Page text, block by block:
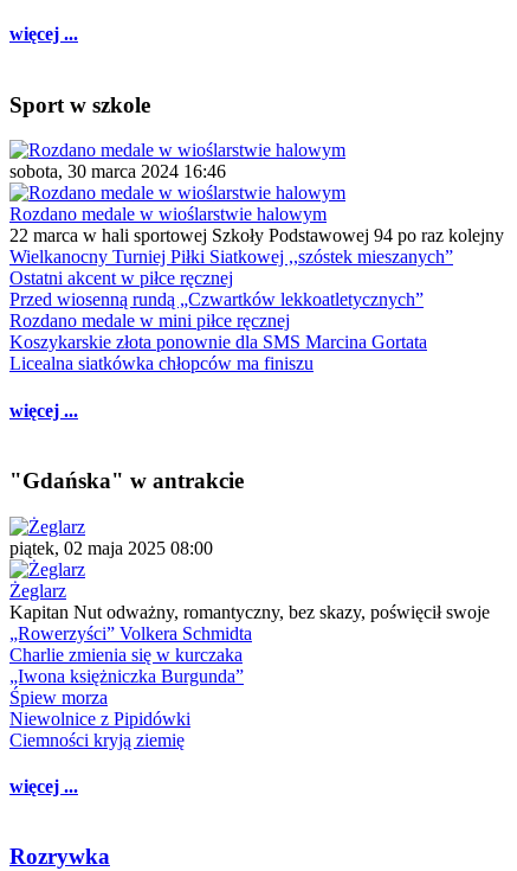
więcej ...
Sport w szkole
sobota, 30 marca 2024 16:46
Rozdano medale w wioślarstwie halowym
22 marca w hali sportowej Szkoły Podstawowej 94 po raz kolejny
Wielkanocny Turniej Piłki Siatkowej ,,szóstek mieszanych”
Ostatni akcent w piłce ręcznej
Przed wiosenną rundą „Czwartków lekkoatletycznych”
Rozdano medale w mini piłce ręcznej
Koszykarskie złota ponownie dla SMS Marcina Gortata
Licealna siatkówka chłopców ma finiszu
więcej ...
"Gdańska" w antrakcie
piątek, 02 maja 2025 08:00
Żeglarz
Kapitan Nut odważny, romantyczny, bez skazy, poświęcił swoje
„Rowerzyści” Volkera Schmidta
Charlie zmienia się w kurczaka
„Iwona księżniczka Burgunda”
Śpiew morza
Niewolnice z Pipidówki
Ciemności kryją ziemię
więcej ...
Rozrywka